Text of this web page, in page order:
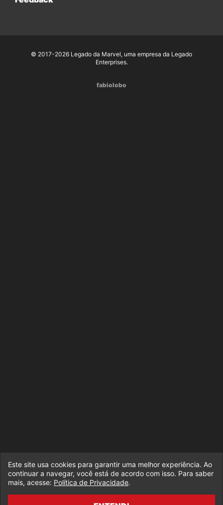
© 2017-2026 Legado da Marvel, uma empresa da Legado
Enterprises.
fabiolobo
Este site usa cookies para garantir uma melhor experiência. Ao
continuar a navegar, você está de acordo com isso. Para saber
mais, acesse: Política de Privacidade.